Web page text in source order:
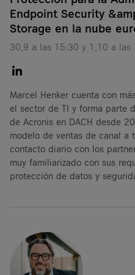
Endpoint Security
Storage en la nube
30,9 a las 15:30 y 1,10 a las
Marcel Henker cuenta con
el sector de TI y forma parte
de Acronis en DACH desde
modelo de ventas de canal a
contacto diario con los
muy familiarizado con sus
protección de datos y